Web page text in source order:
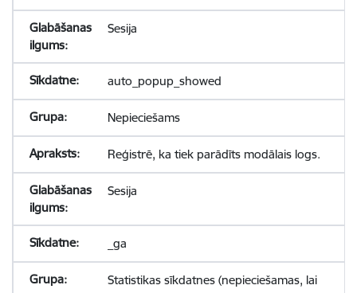
Sesija
auto_popup_showed
Nepieciešams
Reģistrē, ka tiek parādīts modālais logs.
Sesija
_ga
Statistikas sīkdatnes (nepieciešamas, lai